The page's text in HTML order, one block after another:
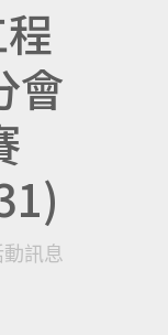
會
動訊息